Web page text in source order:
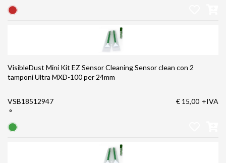
VisibleDust Mini Kit EZ Sensor Cleaning Sensor clean con 2
tamponi Ultra MXD-100 per 24mm
VSB18512947
°
€ 15,00 +IVA